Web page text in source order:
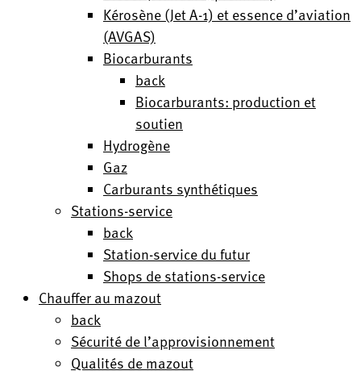
Kérosène (Jet A-1) et essence d’aviation
(AVGAS)
Biocarburants
back
Biocarburants: production et
soutien
Hydrogène
Gaz
Carburants synthétiques
Stations-service
back
Station-service du futur
Shops de stations-service
Chauffer au mazout
back
Sécurité de l’approvisionnement
Qualités de mazout